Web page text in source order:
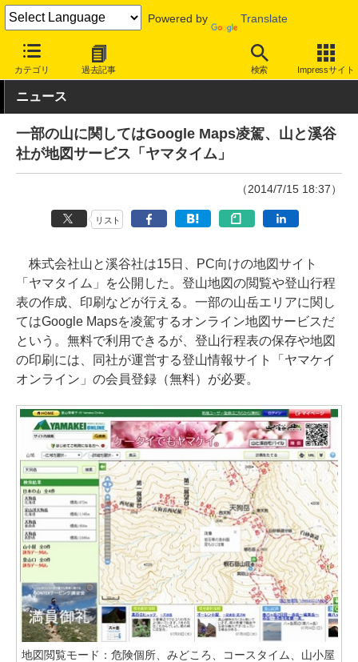
Powered by Translate
カテゴリ 過去記事 検索 Impressサイト
INTERNET Watch トピック
ニュース
一部の山に関してはGoogle Maps凌駕、山と溪谷
社が地図サービス「ヤマタイム」
（2014/7/15 18:37）
リスト
株式会社山と溪谷社は15日、PC向けの地図サイト
「ヤマタイム」を公開した。登山地図の閲覧や登山行程
表の作成、印刷などが行える。一部の山岳エリアに関し
てはGoogle Mapsを凌駕するオンライン地図サービスだ
という。無料で利用できるが、登山行程表の保存や地図
の印刷には、同社が運営する登山情報サイト「ヤマケイ
オンライン」の会員登録（無料）が必要。
地図閲覧モード：危険個所、みどころ、コースタイム、山小屋